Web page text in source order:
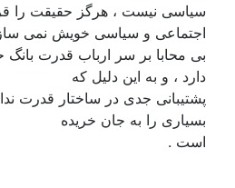
سیاسی نیست ، هرگز حقیقت را
اجتماعی و سیاسی خویش نمی
بی محابا بر سر ارباب قدرت
دارد ، و به این دلیل که
پشتیبانی جدی در ساختار قدرت
بسیاری را به جان خریده
است .